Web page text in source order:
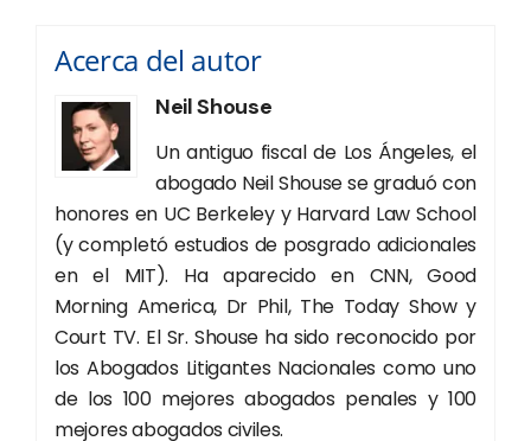
Acerca del autor
Neil Shouse
Un antiguo fiscal de Los Ángeles, el
abogado Neil Shouse se graduó con
honores en UC Berkeley y Harvard Law School
(y completó estudios de posgrado adicionales
en el MIT). Ha aparecido en CNN, Good
Morning America, Dr Phil, The Today Show y
Court TV. El Sr. Shouse ha sido reconocido por
los Abogados Litigantes Nacionales como uno
de los 100 mejores abogados penales y 100
mejores abogados civiles.